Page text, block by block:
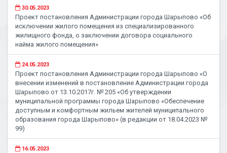
30.05.2023
Проект постановления Администрации города Шарыпово «Об
исключении жилого помещения из специализированного
жилищного фонда, о заключении договора социального
найма жилого помещения»
24.05.2023
Проект постановления Администрации города Шарыпово «О
внесении изменений в постановление Администрации города
Шарыпово от 13.10.2017г. № 205 «Об утверждении
муниципальной программы города Шарыпово «Обеспечение
доступным и комфортным жильем жителей муниципального
образования города Шарыпово» (в редакции от 18.04.2023 №
99)
16.05.2023